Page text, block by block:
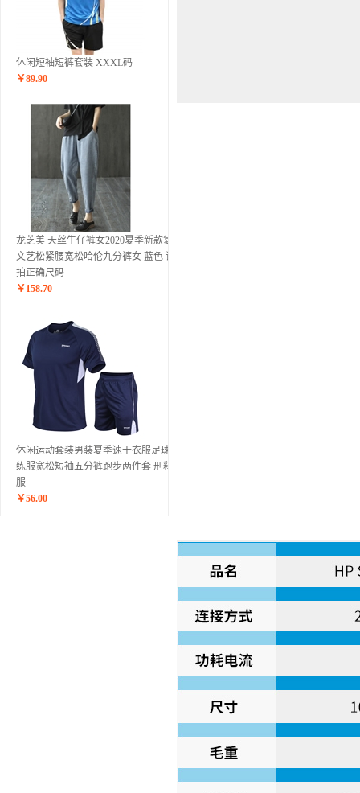
休闲短袖短裤套装 XXXL码
￥89.90
龙芝美 天丝牛仔裤女2020夏季新款复古
文艺松紧腰宽松哈伦九分裤女 蓝色 请
拍正确尺码
￥ 158.70
休闲运动套装男装夏季速干衣服足球训
练服宽松短袖五分裤跑步两件套 刑释夏
服
￥56.00